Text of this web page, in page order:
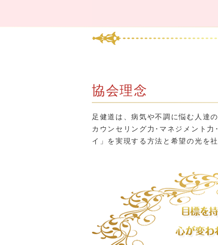
協会理念
足健道は、病気や不調に悩む人達
カウンセリング力･マネジメント
イ」を実現する方法と希望の光を